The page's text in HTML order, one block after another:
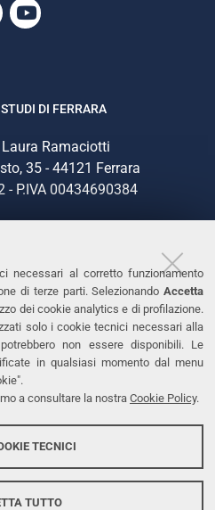
necessari al corretto funzionamento
di terze parti. Selezionando Accetta
dei cookie analytics e di profilazione.
solo i cookie tecnici necessari alla
non essere disponibili. Le
in qualsiasi momento dal menu
a consultare la nostra Cookie Policy.
TECNICI
TUTTO
Youtube
DI FERRARA
Ramaciotti
35 - 44121 Ferrara
- P.IVA 00434690384